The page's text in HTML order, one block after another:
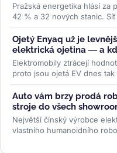
Pražská energetika hlásí za
42 % a 32 nových stanic. Síť
468...>>
Ojetý Enyaq už je
elektrická ojetina — a
Elektromobily ztrácejí
proto jsou ojetá EV dnes tak
na...>>
Auto vám brzy prodá
stroje do všech
Největší čínský výrobce
vlastního humanoidního